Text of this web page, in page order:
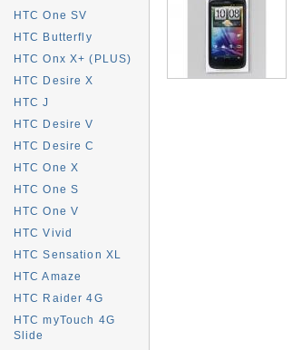
HTC One SV
HTC Butterfly
HTC Onx X+ (PLUS)
HTC Desire X
HTC J
HTC Desire V
HTC Desire C
HTC One X
HTC One S
HTC One V
HTC Vivid
HTC Sensation XL
HTC Amaze
HTC Raider 4G
HTC myTouch 4G
Slide